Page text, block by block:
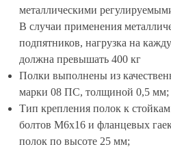
металлическими
В случаи применения
подпятников, нагрузка на
должна превышать 400 кг
Полки выполнены из
марки 08 ПС, толщиной 0,5 мм;
Тип крепления полок к
болтов М6х16 и фланцевых
полок по высоте 25 мм;